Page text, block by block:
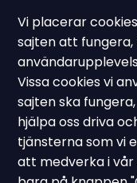
Ampiro's
EPD -
varför
Vi placerar
sajten att
Vissa cookies vi
sajten ska
hjälpa oss driva
tjänsterna som vi
att medverka i vår